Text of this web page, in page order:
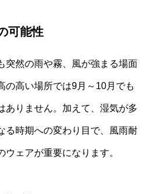
可能性
突然の雨や霧、風が強まる場面
の高い場所では9月～10月でも
ありません。加えて、湿気が多
る時期への変わり目で、風雨耐
ェアが重要になります。